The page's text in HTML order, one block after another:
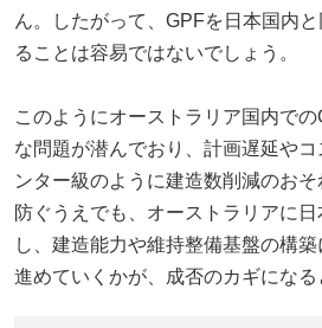
ん。したがって、GPFを日本国内
ることは容易ではないでしょう。
このようにオーストラリア国内で
な問題が潜んでおり、計画遅延や
ンター級のように建造数削減のお
防ぐうえでも、オーストラリアに
し、建造能力や維持整備基盤の構
進めていくかが、成否のカギになる